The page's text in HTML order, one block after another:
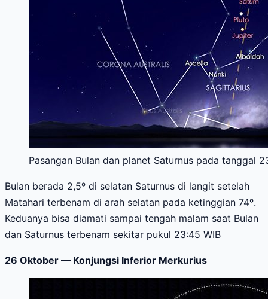
Pasangan Bulan dan planet Saturnus pada tanggal
Bulan berada 2,5º di selatan Saturnus di langit setelah
Matahari terbenam di arah selatan pada ketinggian 74º.
Keduanya bisa diamati sampai tengah malam saat Bulan
dan Saturnus terbenam sekitar pukul 23:45 WIB
26 Oktober — Konjungsi Inferior Merkurius